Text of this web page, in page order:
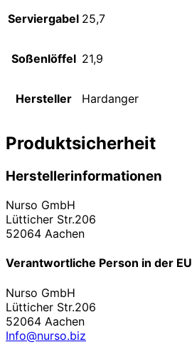
Serviergabel 25,7
Soßenlöffel 21,9
Hersteller Hardanger
Produktsicherheit
Herstellerinformationen
Nurso GmbH
Lütticher Str.206
52064 Aachen
Verantwortliche Person in der EU
Nurso GmbH
Lütticher Str.206
52064 Aachen
Info@nurso.biz